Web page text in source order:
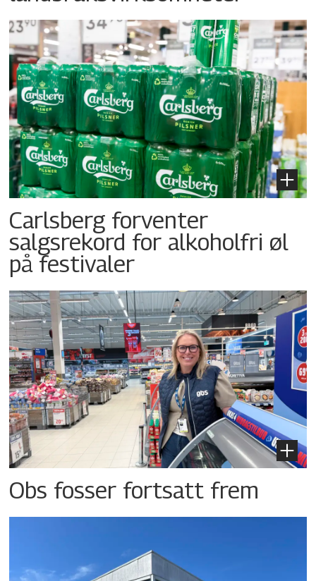
Carlsberg forventer
salgsrekord for alkoholfri øl
på festivaler
Obs fosser fortsatt frem